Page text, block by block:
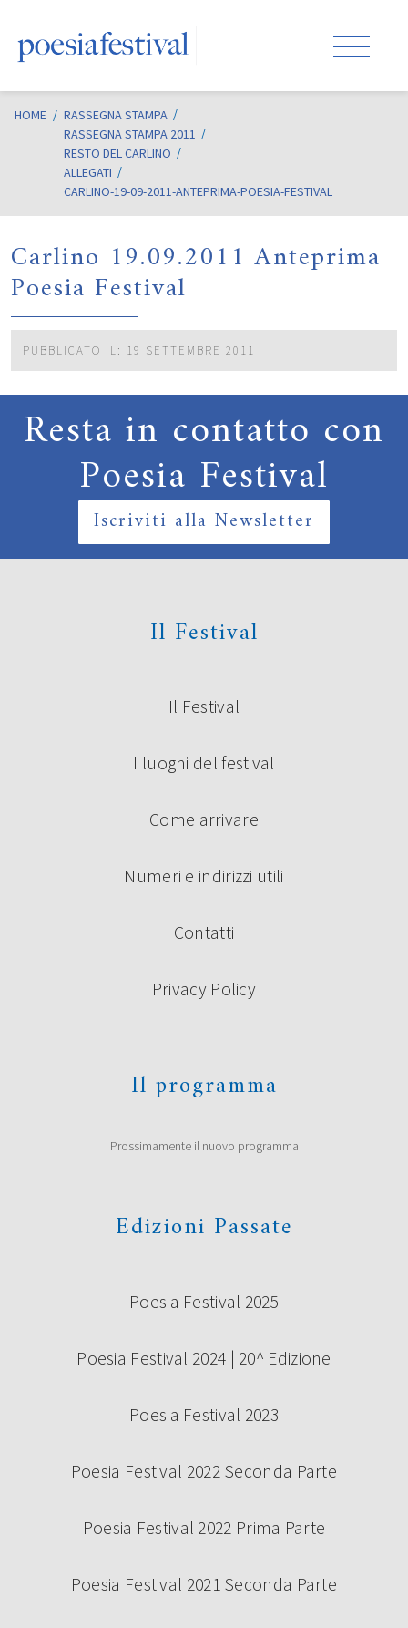
HOME / RASSEGNA STAMPA
RASSEGNA STAMPA 2011
RESTO DEL CARLINO
ALLEGATI
CARLINO-19-09-2011-ANTEPRIMA-POESIA-FESTIVAL
Carlino 19.09.2011 Anteprima
Poesia Festival
PUBBLICATO IL: 19 SETTEMBRE 2011
Resta in contatto con
Poesia Festival
Iscriviti alla Newsletter
Il Festival
Il Festival
I luoghi del festival
Come arrivare
Numeri e indirizzi utili
Contatti
Privacy Policy
Il programma
Prossimamente il nuovo programma
Edizioni Passate
Poesia Festival 2025
Poesia Festival 2024 | 20^ Edizione
Poesia Festival 2023
Poesia Festival 2022 Seconda Parte
Poesia Festival 2022 Prima Parte
Poesia Festival 2021 Seconda Parte